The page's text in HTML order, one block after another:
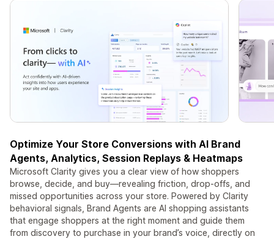
Optimize Your Store Conversions with AI Brand
Agents, Analytics, Session Replays & Heatmaps
Microsoft Clarity gives you a clear view of how shoppers
browse, decide, and buy—revealing friction, drop‑offs, and
missed opportunities across your store. Powered by Clarity
behavioral signals, Brand Agents are AI shopping assistants
that engage shoppers at the right moment and guide them
from discovery to purchase in your brand’s voice, directly on